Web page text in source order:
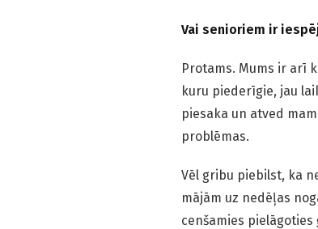
Vai senioriem ir
Protams. Mums ir arī
kuru piederīgie, jau
piesaka un atved
problēmas.
Vēl gribu piebilst, ka
mājām uz nedēļas
cenšamies